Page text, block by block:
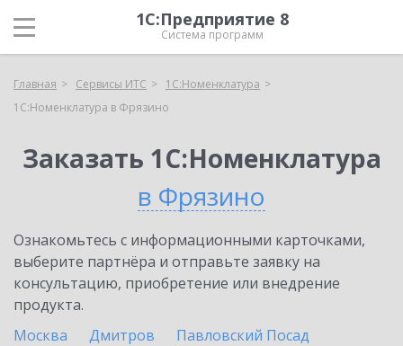
1С:Предприятие 8
Система программ
Главная Сервисы ИТС
1С:Номенклатура
1С:Номенклатура в Фрязино
Заказать 1С:Номенклатура
в Фрязино
Ознакомьтесь с информационными карточками,
выберите партнёра и отправьте заявку на
консультацию, приобретение или внедрение
продукта.
Москва
Дмитров
Павловский Посад